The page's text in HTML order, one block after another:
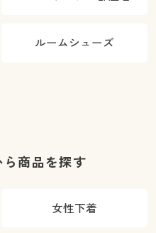
ルームシューズ
商品を探す
女性下着